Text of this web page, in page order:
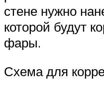
стене нужно
которой будут
фары.
Схема для